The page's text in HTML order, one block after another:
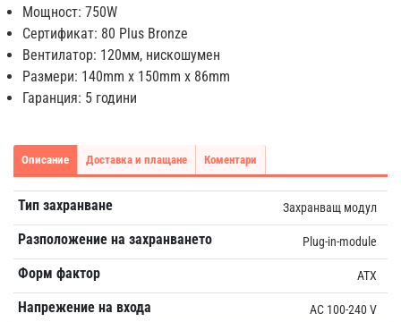
Мощност: 750W
Сертификат: 80 Plus Bronze
Вентилатор: 120мм, нискошумен
Размери: 140mm x 150mm x 86mm
Гаранция: 5 години
Описание Доставка и плащане Коментари
Тип захранване Захранващ модул
Разположение на захранването Plug-in-module
Форм фактор ATX
Напрежение на входа AC 100-240 V